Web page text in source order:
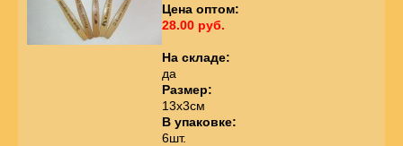
Цена оптом:
28.00 руб.
На складе:
да
Размер:
13х3см
В упаковке:
6шт.